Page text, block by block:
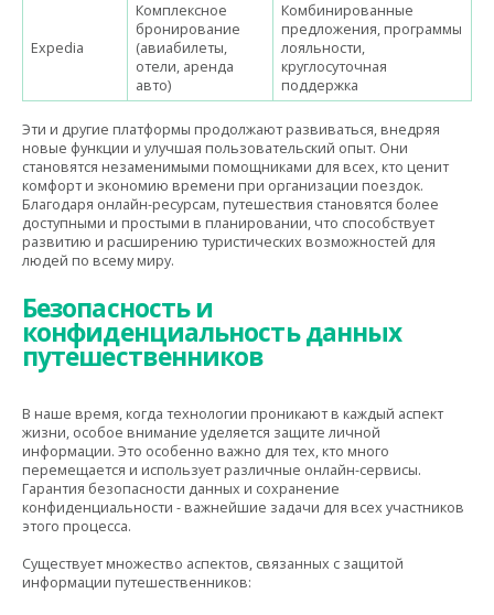
Expedia
Комплексное
бронирование
(авиабилеты,
отели, аренда
авто)
Комбинированные
предложения, программы
лояльности,
круглосуточная
поддержка
Эти и другие платформы продолжают развиваться, внедряя
новые функции и улучшая пользовательский опыт. Они
становятся незаменимыми помощниками для всех, кто ценит
комфорт и экономию времени при организации поездок.
Благодаря онлайн-ресурсам, путешествия становятся более
доступными и простыми в планировании, что способствует
развитию и расширению туристических возможностей для
людей по всему миру.
Безопасность и
конфиденциальность данных
путешественников
В наше время, когда технологии проникают в каждый аспект
жизни, особое внимание уделяется защите личной
информации. Это особенно важно для тех, кто много
перемещается и использует различные онлайн-сервисы.
Гарантия безопасности данных и сохранение
конфиденциальности - важнейшие задачи для всех участников
этого процесса.
Существует множество аспектов, связанных с защитой
информации путешественников: